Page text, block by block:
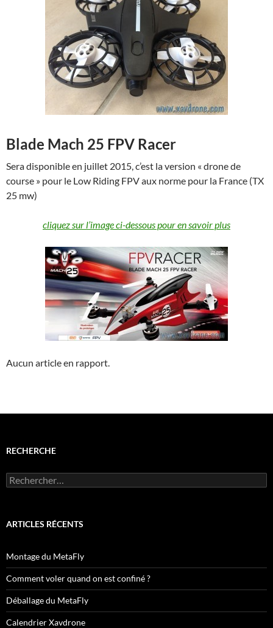
Blade Mach 25 FPV Racer
Sera disponible en juillet 2015, c’est la version « drone de
course » pour le Low Riding FPV aux norme pour la France (TX
25 mw)
cliquez sur l’image ci-dessous pour en savoir plus
Aucun article en rapport.
RECHERCHE
Rechercher :
ARTICLES RÉCENTS
Montage du MetaFly
Comment voler quand on est confiné ?
Déballage du MetaFly
Calendrier Xavdrone